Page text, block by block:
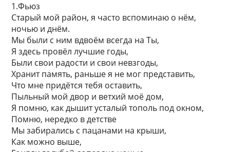
1.Фьюз
Старый мой район, я часто вспоминаю о нём,
ночью и днём.
Мы были с ним вдвоём всегда на Ты,
Я здесь провёл лучшие годы,
Были свои радости и свои невзгоды,
Хранит память, раньше я не мог представить,
Что мне придётся тебя оставить,
Пыльный мой двор и ветхий моё дом,
Я помню, как дышит усталый тополь под окном,
Помню, нередко в детстве
Мы забирались с пацанами на крыши,
Как можно выше,